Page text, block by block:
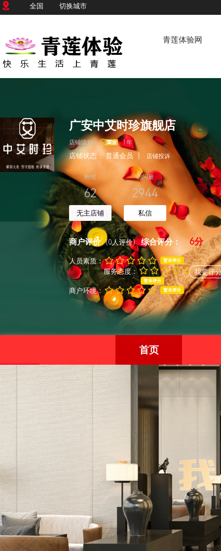
全国 切换城市
青莲体验网
广安中艾时珍旗舰店
店铺级别： 1年
店铺状态：普通会员 店铺投诉
粉丝
62
无主店铺
访问量
2944
私信
商户评价 (0人评价)综合评分： 6分
人员素质： 暂未评分
服务态度：
暂未评分
商户环境： 暂未评分
我要评
首页